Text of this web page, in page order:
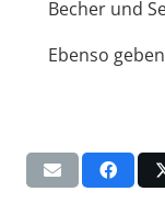
Becher und
Ebenso